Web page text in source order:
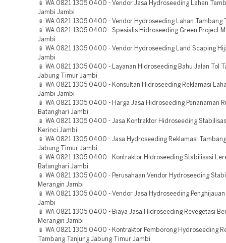
📱 WA 0821 1305 0400 - Vendor Jasa Hydroseeding Lahan
Jambi Jambi
📱 WA 0821 1305 0400 - Vendor Hydroseeding Lahan Tambang
📱 WA 0821 1305 0400 - Spesialis Hidroseeding Green Project
Jambi
📱 WA 0821 1305 0400 - Vendor Hydroseeding Land Scaping
Jambi
📱 WA 0821 1305 0400 - Layanan Hidroseeding Bahu Jalan Tol
Jabung Timur Jambi
📱 WA 0821 1305 0400 - Konsultan Hidroseeding Reklamasi
Jambi Jambi
📱 WA 0821 1305 0400 - Harga Jasa Hidroseeding Penanaman
Batanghari Jambi
📱 WA 0821 1305 0400 - Jasa Kontraktor Hidroseeding
Kerinci Jambi
📱 WA 0821 1305 0400 - Jasa Hydroseeding Reklamasi
Jabung Timur Jambi
📱 WA 0821 1305 0400 - Kontraktor Hidroseeding Stabilisasi
Batanghari Jambi
📱 WA 0821 1305 0400 - Perusahaan Vendor Hydroseeding
Merangin Jambi
📱 WA 0821 1305 0400 - Vendor Jasa Hydroseeding
Jambi
📱 WA 0821 1305 0400 - Biaya Jasa Hidroseeding Revegetasi
Merangin Jambi
📱 WA 0821 1305 0400 - Kontraktor Pemborong Hydroseeding
Tambang Tanjung Jabung Timur Jambi